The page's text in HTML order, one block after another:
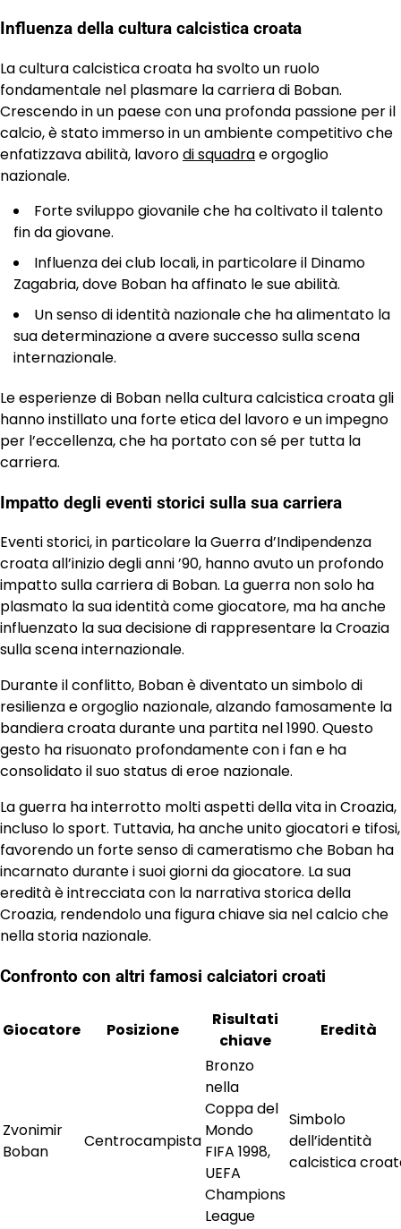
Influenza della cultura calcistica croata
La cultura calcistica croata ha svolto un ruolo
fondamentale nel plasmare la carriera di Boban.
Crescendo in un paese con una profonda passione per il
calcio, è stato immerso in un ambiente competitivo che
enfatizzava abilità, lavorodi squadrae orgoglio
nazionale.
Forte sviluppo giovanile che ha coltivato il talento
fin da giovane.
Influenza dei club locali, in particolare il Dinamo
Zagabria, dove Boban ha affinato le sue abilità.
Un senso di identità nazionale che ha alimentato la
sua determinazione a avere successo sulla scena
internazionale.
Le esperienze di Boban nella cultura calcistica croata gli
hanno instillato una forte etica del lavoro e un impegno
per l’eccellenza, che ha portato con sé per tutta la
carriera.
Impatto degli eventi storici sulla sua carriera
Eventi storici, in particolare la Guerra d’Indipendenza
croata all’inizio degli anni ’90, hanno avuto un profondo
impatto sulla carriera di Boban. La guerra non solo ha
plasmato la sua identità come giocatore, ma ha anche
influenzato la sua decisione di rappresentare la Croazia
sulla scena internazionale.
Durante il conflitto, Boban è diventato un simbolo di
resilienza e orgoglio nazionale, alzando famosamente la
bandiera croata durante una partita nel 1990. Questo
gesto ha risuonato profondamente con i fan e ha
consolidato il suo status di eroe nazionale.
La guerra ha interrotto molti aspetti della vita in Croazia,
incluso lo sport. Tuttavia, ha anche unito giocatori e tifosi,
favorendo un forte senso di cameratismo che Boban ha
incarnato durante i suoi giorni da giocatore. La sua
eredità è intrecciata con la narrativa storica della
Croazia, rendendolo una figura chiave sia nel calcio che
nella storia nazionale.
Confronto con altri famosi calciatori croati
Giocatore Posizione
Risultati
chiave
Eredità
Zvonimir
Boban
Centrocampista
Bronzo
nella
Coppa del
Mondo
FIFA 1998,
UEFA
Champions
League
Simbolo
dell’identità
calcistica